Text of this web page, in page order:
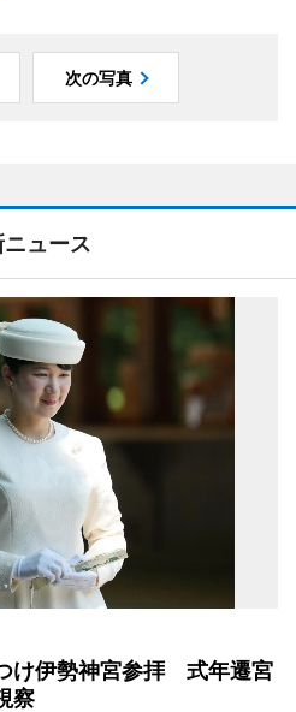
次の写真
ュース
け伊勢神宮参拝 式年遷宮
察